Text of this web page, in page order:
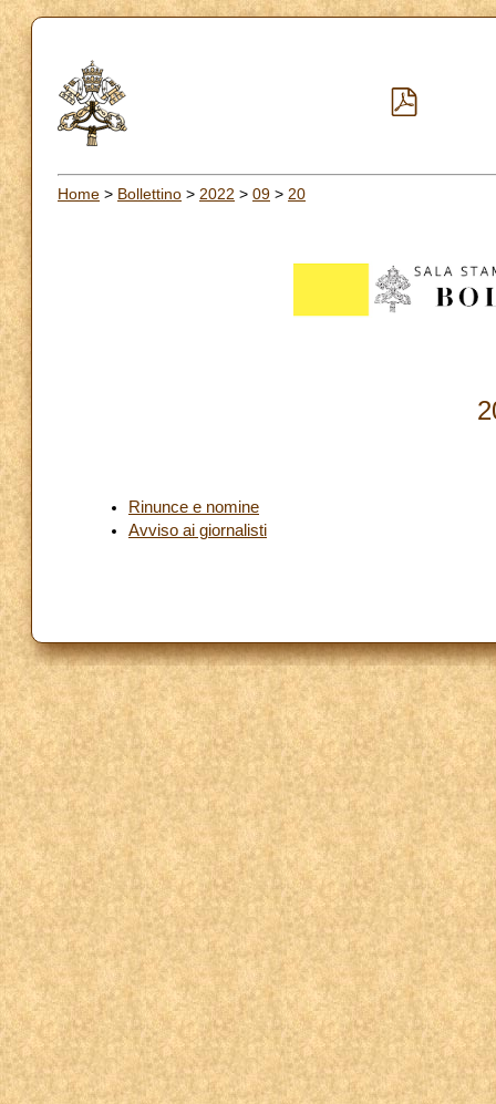
Home > Bollettino > 2022 > 09 > 20
Rinunce e nomine
Avviso ai giornalisti